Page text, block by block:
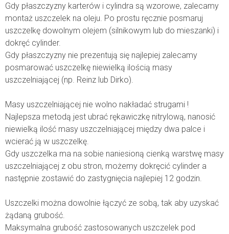
Gdy płaszczyzny karterów i cylindra są wzorowe, zalecamy
montaż uszczelek na oleju. Po prostu ręcznie posmaruj
uszczelkę dowolnym olejem (silnikowym lub do mieszanki) i
dokręć cylinder.
Gdy płaszczyzny nie prezentują się najlepiej zalecamy
posmarować uszczelkę niewielką ilością masy
uszczelniającej (np. Reinz lub Dirko).
Masy uszczelniającej nie wolno nakładać strugami !
Najlepsza metodą jest ubrać rękawiczkę nitrylową, nanosić
niewielką ilość masy uszczelniającej między dwa palce i
wcierać ją w uszczelkę.
Gdy uszczelka ma na sobie naniesioną cienką warstwę masy
uszczelniającej z obu stron, możemy dokręcić cylinder a
następnie zostawić do zastygnięcia najlepiej 12 godzin.
Uszczelki można dowolnie łączyć ze sobą, tak aby uzyskać
żądaną grubość.
Maksymalna grubość zastosowanych uszczelek pod